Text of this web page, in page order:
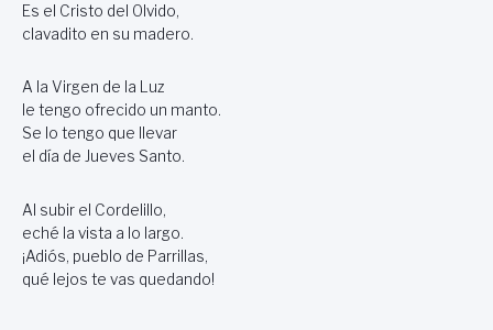
Es el Cristo del Olvido,
clavadito en su madero.
A la Virgen de la Luz
le tengo ofrecido un manto.
Se lo tengo que llevar
el día de Jueves Santo.
Al subir el Cordelillo,
eché la vista a lo largo.
¡Adiós, pueblo de Parrillas,
qué lejos te vas quedando!